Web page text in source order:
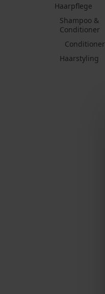
Haarpflege
Shampoo &
Conditioner
Conditioner
Haarstyling